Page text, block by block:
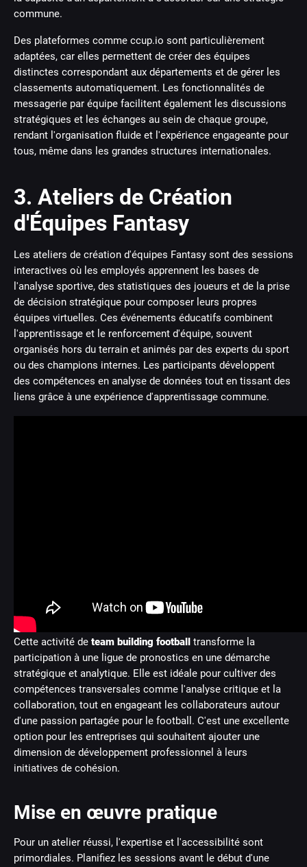
commune.
Des plateformes comme ccup.io sont particulièrement
adaptées, car elles permettent de créer des équipes
distinctes correspondant aux départements et de gérer les
classements automatiquement. Les fonctionnalités de
messagerie par équipe facilitent également les discussions
stratégiques et les échanges au sein de chaque groupe,
rendant l'organisation fluide et l'expérience engageante pour
tous, même dans les grandes structures internationales.
3. Ateliers de Création
d'Équipes Fantasy
Les ateliers de création d'équipes Fantasy sont des sessions
interactives où les employés apprennent les bases de
l'analyse sportive, des statistiques des joueurs et de la prise
de décision stratégique pour composer leurs propres
équipes virtuelles. Ces événements éducatifs combinent
l'apprentissage et le renforcement d'équipe, souvent
organisés hors du terrain et animés par des experts du sport
ou des champions internes. Les participants développent
des compétences en analyse de données tout en tissant des
liens grâce à une expérience d'apprentissage commune.
Cette activité de team building football transforme la
participation à une ligue de pronostics en une démarche
stratégique et analytique. Elle est idéale pour cultiver des
compétences transversales comme l'analyse critique et la
collaboration, tout en engageant les collaborateurs autour
d'une passion partagée pour le football. C'est une excellente
option pour les entreprises qui souhaitent ajouter une
dimension de développement professionnel à leurs
initiatives de cohésion.
Mise en œuvre pratique
Pour un atelier réussi, l'expertise et l'accessibilité sont
primordiales. Planifiez les sessions avant le début d'une